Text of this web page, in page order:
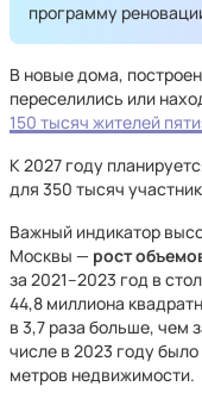
программу
В новые дома,
переселились или
150 тысяч жителей
К 2027 году
для 350 тысяч
Важный индикатор
Москвы — рост
за 2021–2023 год в
44,8 миллиона
в 3,7 раза больше, чем
числе в 2023 году
метров недвижимости.